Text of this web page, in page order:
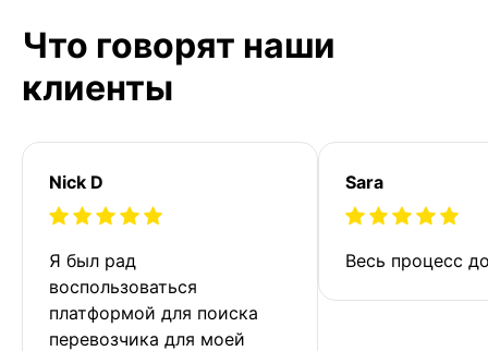
Что говорят наши
клиенты
Nick D
Я был рад
воспользоваться
платформой для поиска
перевозчика для моей
Sara
Весь процесс